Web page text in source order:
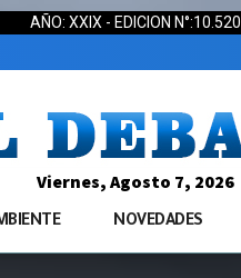
AÑO: XXIX - EDICION N°:10.520
Viernes, Agosto 7, 2026
NOVEDADES